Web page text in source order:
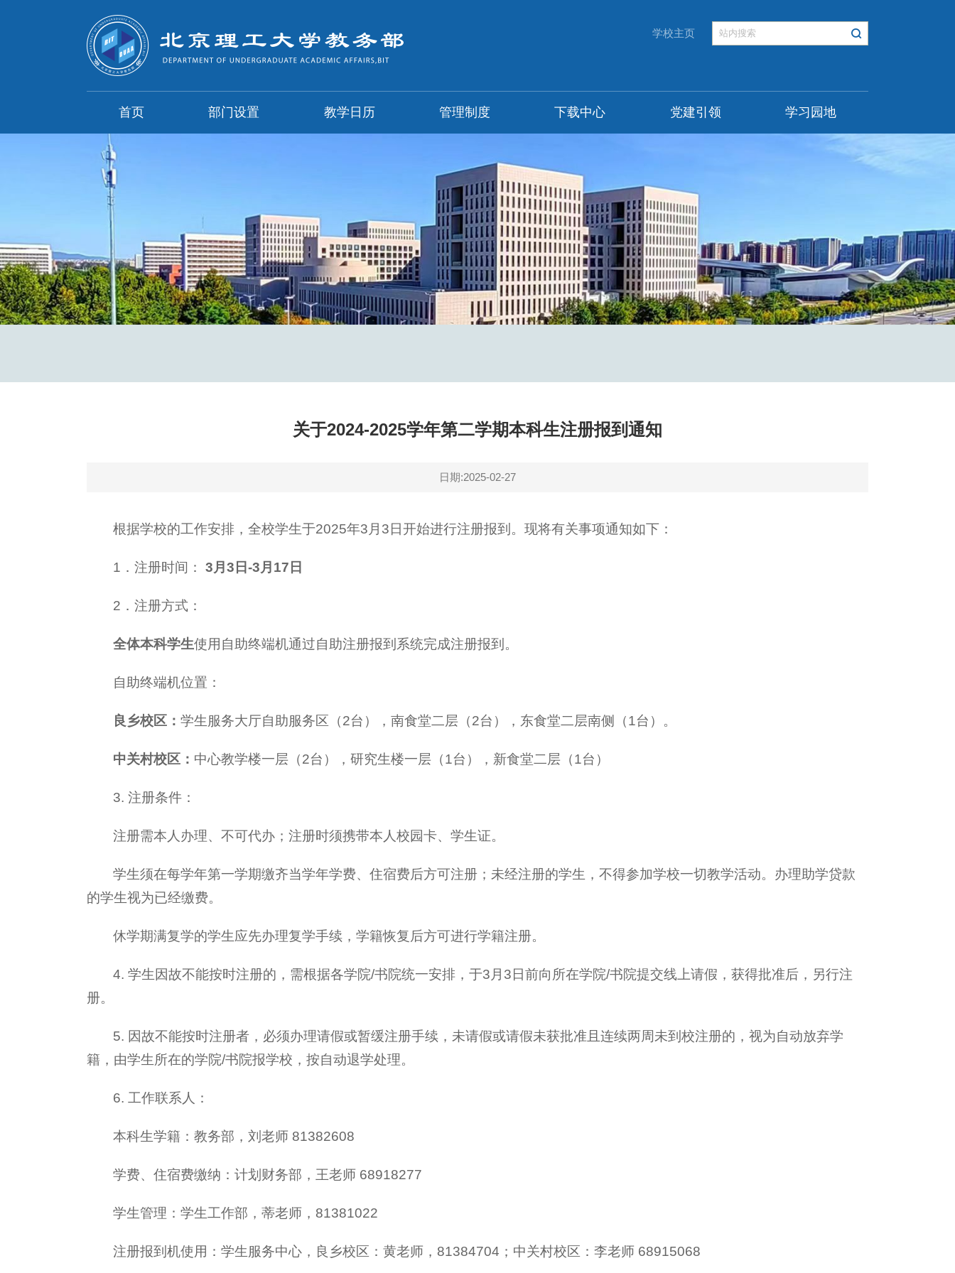
学校主页
首页 部门设置 教学日历 管理制度 下载中心 党建引领 学习园地
关于2024-2025学年第二学期本科生注册报到通知
日期:2025-02-27
根据学校的工作安排，全校学生于2025年3月3日开始进行注册报到。现将有关事项通知如下：
1．注册时间： 3月3日-3月17日
2．注册方式：
全体本科学生使用自助终端机通过自助注册报到系统完成注册报到。
自助终端机位置：
良乡校区：学生服务大厅自助服务区（2台），南食堂二层（2台），东食堂二层南侧（1台）。
中关村校区： 中心教学楼一层（2台），研究生楼一层（1台），新食堂二层（1台）
3. 注册条件：
注册需本人办理、不可代办；注册时须携带本人校园卡、学生证。
学生须在每学年第一学期缴齐当学年学费、住宿费后方可注册；未经注册的学生，不得参加学校一切教学活动。办理助学贷款
的学生视为已经缴费。
休学期满复学的学生应先办理复学手续，学籍恢复后方可进行学籍注册。
4. 学生因故不能按时注册的，需根据各学院/书院统一安排，于3月3日前向所在学院/书院提交线上请假，获得批准后，另行注
册。
5. 因故不能按时注册者，必须办理请假或暂缓注册手续，未请假或请假未获批准且连续两周未到校注册的，视为自动放弃学
籍，由学生所在的学院/书院报学校，按自动退学处理。
6. 工作联系人：
本科生学籍：教务部，刘老师 81382608
学费、住宿费缴纳：计划财务部，王老师 68918277
学生管理：学生工作部，蒂老师，81381022
注册报到机使用：学生服务中心，良乡校区：黄老师，81384704；中关村校区：李老师 68915068